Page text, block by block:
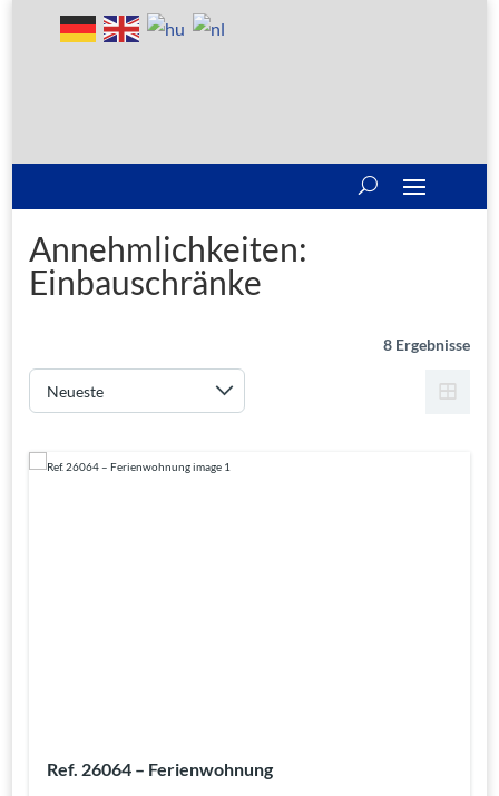
Annehmlichkeiten:
Einbauschränke
8 Ergebnisse
Ref. 26064 – Ferienwohnung